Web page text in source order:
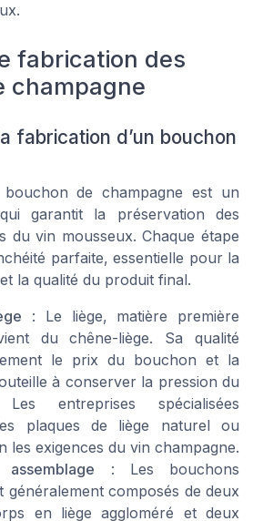
fabrication des
champagne
fabrication d’un bouchon
bouchon de champagne est un
garantit la préservation des
du vin mousseux. Chaque étape
parfaite, essentielle pour la
la qualité du produit final.
: Le liège, matière première
du chêne-liège. Sa qualité
le prix du bouchon et la
à conserver la pression du
entreprises spécialisées
plaques de liège naturel ou
les exigences du vin champagne.
: Les bouchons
généralement composés de deux
en liège aggloméré et deux